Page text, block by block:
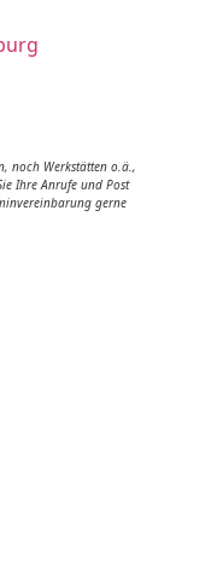
noch Werkstätten o.ä.,
Ihre Anrufe und Post
gerne